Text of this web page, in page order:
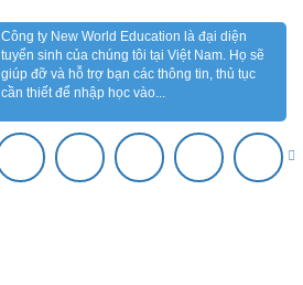
Công ty New World Education là đại diện
tuyển sinh của chúng tôi tại Việt Nam. Họ sẽ
giúp đỡ và hỗ trợ bạn các thông tin, thủ tục
cần thiết để nhập học vào...